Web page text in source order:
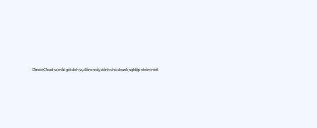
DirectCloud ra mắt gói dịch vụ đám mây dành cho doanh nghiệp nhóm mới.